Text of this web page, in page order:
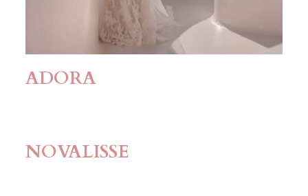
ADORA
NOVALISSE